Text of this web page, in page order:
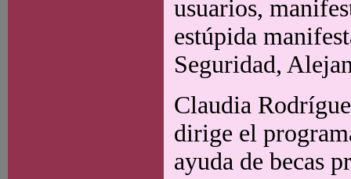
usuarios,
estúpida
Seguridad,
Claudia
dirige el
ayuda de becas